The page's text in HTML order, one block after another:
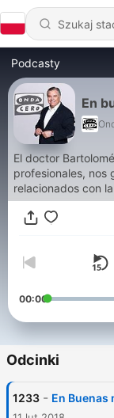
Podcasty
En
El doctor
profesionales, nos
relacionados con
00:00
Odcinki
1233 - En Buenas